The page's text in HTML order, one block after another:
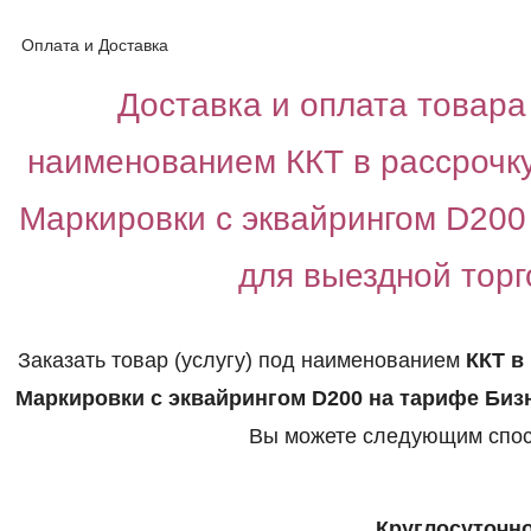
Оплата и Доставка
Доставка и оплата товара
наименованием ККТ в
Маркировки с эквайрингом
для выездной
Заказать товар (услугу) под наименованием ККТ в
Маркировки с эквайрингом D200 на тарифе
Вы можете следующим